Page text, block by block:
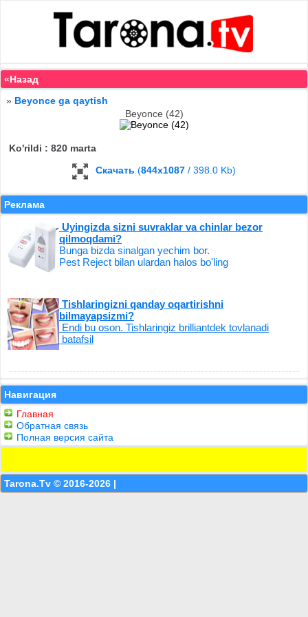
«Назад
» Beyonce ga qaytish
Beyonce (42)
Ko'rildi : 820 marta
Скачать (844x1087 / 398.0 Kb)
Реклама
Uyingizda sizni suvraklar va chinlar bezor
qilmoqdami?
Bunga bizda sinalgan yechim bor.
Pest Reject bilan ulardan halos bo'ling
Tishlaringizni qanday oqartirishni
bilmayapsizmi?
Endi bu oson. Tishlaringiz brilliantdek tovlanadi
batafsil
Навигация
Главная
Обратная связь
Полная версия сайта
Tarona.Tv © 2016-2026 |